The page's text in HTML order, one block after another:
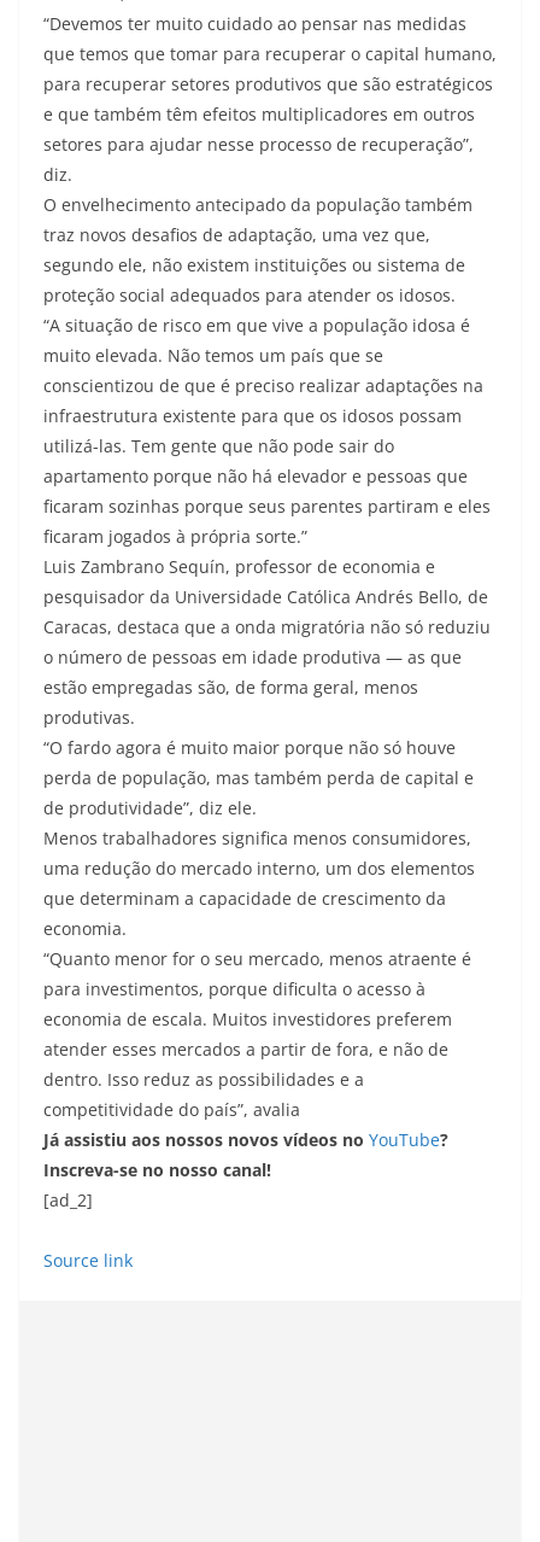
“Devemos ter muito cuidado ao pensar nas medidas
que temos que tomar para recuperar o capital humano,
para recuperar setores produtivos que são estratégicos
e que também têm efeitos multiplicadores em outros
setores para ajudar nesse processo de recuperação”,
diz.
O envelhecimento antecipado da população também
traz novos desafios de adaptação, uma vez que,
segundo ele, não existem instituições ou sistema de
proteção social adequados para atender os idosos.
“A situação de risco em que vive a população idosa é
muito elevada. Não temos um país que se
conscientizou de que é preciso realizar adaptações na
infraestrutura existente para que os idosos possam
utilizá-las. Tem gente que não pode sair do
apartamento porque não há elevador e pessoas que
ficaram sozinhas porque seus parentes partiram e eles
ficaram jogados à própria sorte.”
Luis Zambrano Sequín, professor de economia e
pesquisador da Universidade Católica Andrés Bello, de
Caracas, destaca que a onda migratória não só reduziu
o número de pessoas em idade produtiva — as que
estão empregadas são, de forma geral, menos
produtivas.
“O fardo agora é muito maior porque não só houve
perda de população, mas também perda de capital e
de produtividade”, diz ele.
Menos trabalhadores significa menos consumidores,
uma redução do mercado interno, um dos elementos
que determinam a capacidade de crescimento da
economia.
“Quanto menor for o seu mercado, menos atraente é
para investimentos, porque dificulta o acesso à
economia de escala. Muitos investidores preferem
atender esses mercados a partir de fora, e não de
dentro. Isso reduz as possibilidades e a
competitividade do país”, avalia
Já assistiu aos nossos novos vídeos no YouTube?
Inscreva-se no nosso canal!
[ad_2]
Source link